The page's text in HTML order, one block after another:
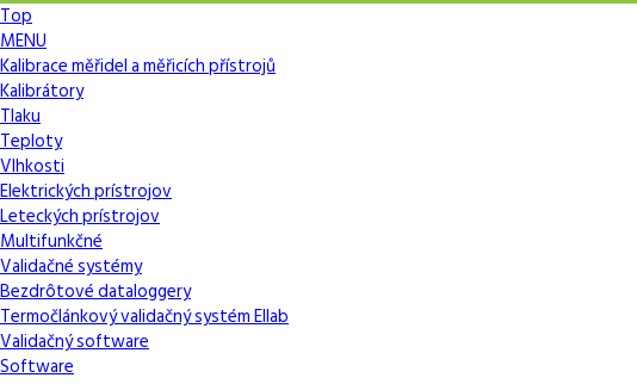
Top
MENU
Kalibrace měřidel a měřicích přístrojů
Kalibrátory
Tlaku
Teploty
Vlhkosti
Elektrických prístrojov
Leteckých prístrojov
Multifunkčné
Validačné systémy
Bezdrôtové dataloggery
Termočlánkový validačný systém Ellab
Validačný software
Software